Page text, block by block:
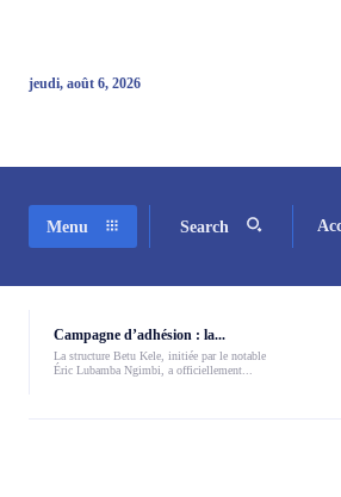
jeudi, août 6, 2026
Menu Search
Campagne d’adhésion : la...
La structure Betu Kele, initiée par le notable
Éric Lubamba Ngimbi, a officiellement...